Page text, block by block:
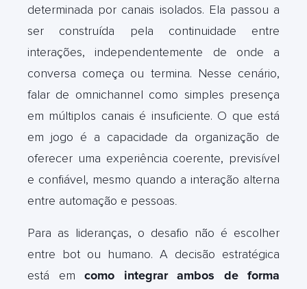
determinada por canais isolados. Ela passou a
ser construída pela continuidade entre
interações, independentemente de onde a
conversa começa ou termina. Nesse cenário,
falar de omnichannel como simples presença
em múltiplos canais é insuficiente. O que está
em jogo é a capacidade da organização de
oferecer uma experiência coerente, previsível
e confiável, mesmo quando a interação alterna
entre automação e pessoas.
Para as lideranças, o desafio não é escolher
entre bot ou humano. A decisão estratégica
está em como integrar ambos de forma